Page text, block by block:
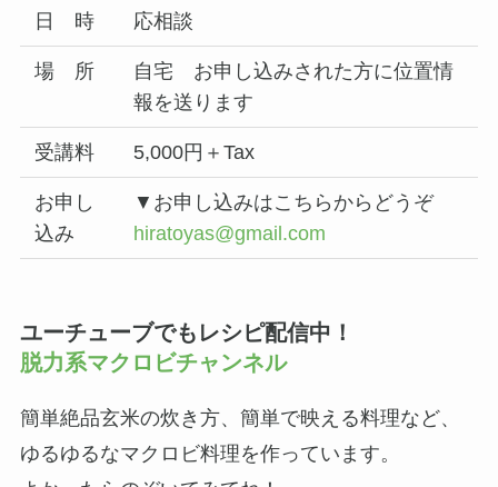
日 時 応相談
場 所
自宅 お申し込みされた方に位置情
報を送ります
受講料 5,000円＋Tax
お申し
込み
▼お申し込みはこちらからどうぞ
hiratoyas@gmail.com
ユーチューブでもレシピ配信中！
脱力系マクロビチャンネル
簡単絶品玄米の炊き方、簡単で映える料理など、
ゆるゆるなマクロビ料理を作っています。